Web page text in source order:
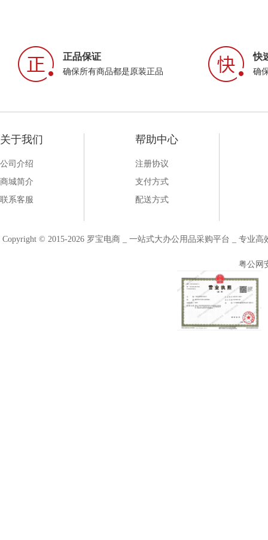
正品保证
确保所有商品都是原装正品
快
确
关于我们
公司介绍
商城简介
联系客服
帮助中心
注册协议
支付方式
配送方式
Copyright © 2015-2026 罗宝电商 _ 一站式大办公用品采购平台 _ 专业
粤公网